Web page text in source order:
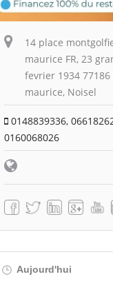
14 place
maurice FR, 23
fevrier 1934 77186
maurice, Noisel
0148839336,
0160068026
Aujourd'hui